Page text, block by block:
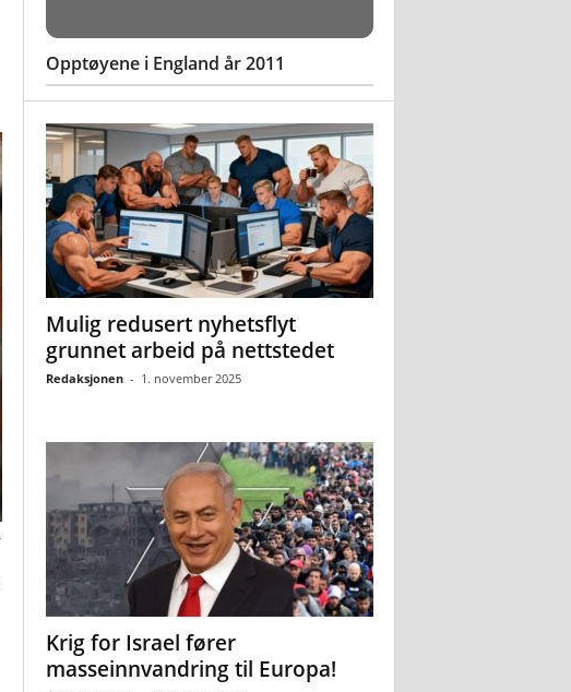
Opptøyene i England år 2011
Mulig redusert nyhetsflyt
grunnet arbeid på nettstedet
Redaksjonen - 1. november 2025
Krig for Israel fører
masseinnvandring til Europa!